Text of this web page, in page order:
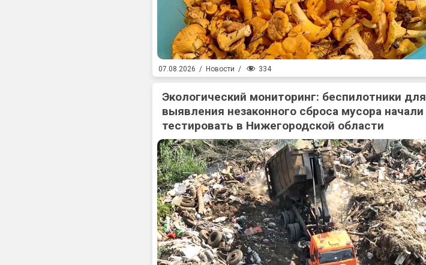
07.08.2026 / Новости / 334
Экологический мониторинг: беспилотники для
выявления незаконного сброса мусора начали
тестировать в Нижегородской области